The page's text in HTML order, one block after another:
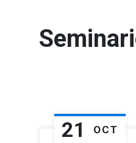
21 OCT